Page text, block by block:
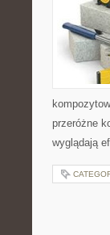
przeróżne
wyglądają